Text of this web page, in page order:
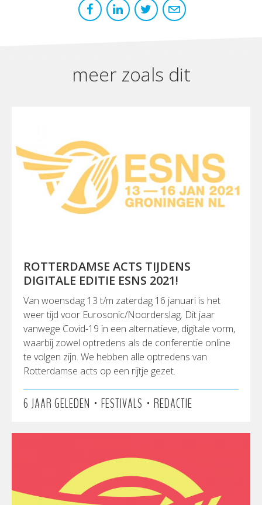
meer zoals dit
ROTTERDAMSE ACTS TIJDENS
DIGITALE EDITIE ESNS 2021!
Van woensdag 13 t/m zaterdag 16 januari is het
weer tijd voor Eurosonic/Noorderslag. Dit jaar
vanwege Covid-19 in een alternatieve, digitale vorm,
waarbij zowel optredens als de conferentie online
te volgen zijn. We hebben alle optredens van
Rotterdamse acts op een rijtje gezet.
6 JAAR GELEDEN • FESTIVALS • REDACTIE